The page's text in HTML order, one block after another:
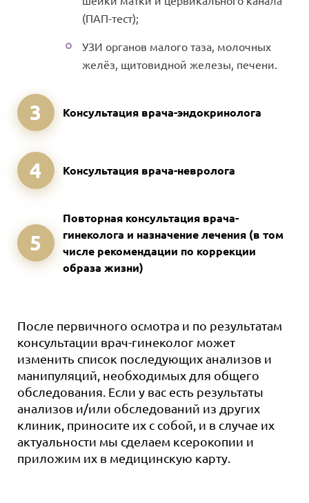
(ПАП-тест);
УЗИ органов малого таза, молочных
желёз, щитовидной железы, печени.
3 Консультация врача-эндокринолога
4 Консультация врача-невролога
5
Повторная консультация врача-
гинеколога и назначение лечения (в том
числе рекомендации по коррекции
образа жизни)
После первичного осмотра и по результатам
консультации врач-гинеколог может
изменить список последующих анализов и
манипуляций, необходимых для общего
обследования. Если у вас есть результаты
анализов и/или обследований из других
клиник, приносите их с собой, и в случае их
актуальности мы сделаем ксерокопии и
приложим их в медицинскую карту.